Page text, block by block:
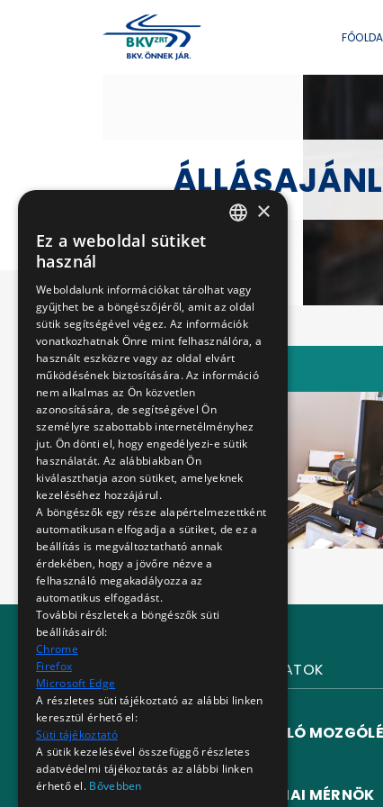
SZELLEMI
LEGFRISSEBB ÁLLÁSAJÁNLATOK
2026-07-30
GÉPI ANYAGMEGMUNKÁLÓ
2026-07-28 FOLYAMATOS
FORGALOMTECHNOLÓGIAI MÉRNÖK
×
Ez a weboldal sütiket
használ
Weboldalunk információkat tárolhat vagy
gyűjthet be a böngészőjéről, amit az oldal
sütik segítségével végez. Az információk
vonatkozhatnak Önre mint felhasználóra, a
használt eszközre vagy az oldal elvárt
működésének biztosítására. Az információ
nem alkalmas az Ön közvetlen
azonosítására, de segítségével Ön
személyre szabottabb internetélményhez
jut. Ön dönti el, hogy engedélyezi-e sütik
használatát. Az alábbiakban Ön
kiválaszthatja azon sütiket, amelyeknek
kezeléséhez hozzájárul.
A böngészők egy része alapértelmezettként
automatikusan elfogadja a sütiket, de ez a
beállítás is megváltoztatható annak
érdekében, hogy a jövőre nézve a
felhasználó megakadályozza az
automatikus elfogadást.
További részletek a böngészők süti
beállításairól:
Chrome
Firefox
Microsoft Edge
A részletes süti tájékoztató az alábbi linken
keresztül érhető el:
Süti tájékoztató
A sütik kezelésével összefüggő részletes
adatvédelmi tájékoztatás az alábbi linken
érhető el. Bővebben